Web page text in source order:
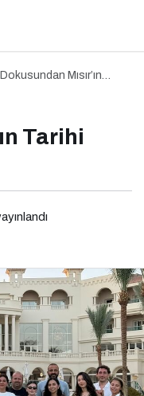
Mısır’ın
Tarihi